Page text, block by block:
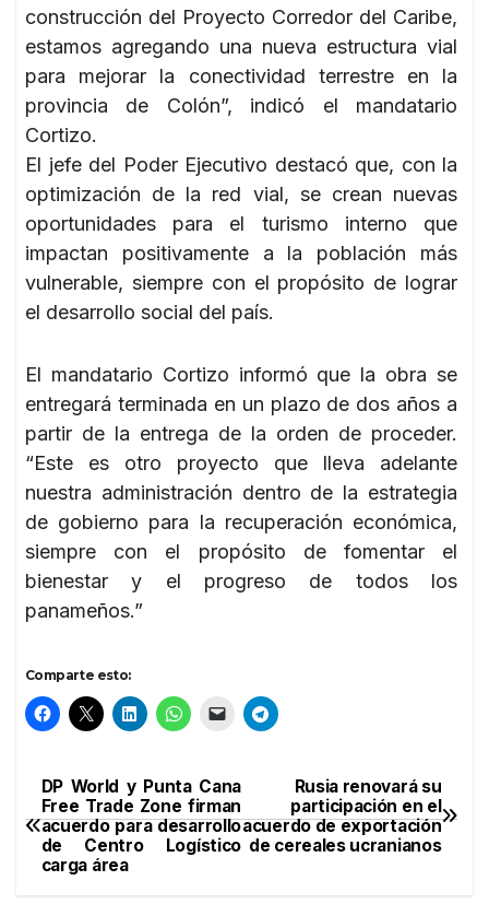
construcción del Proyecto Corredor del Caribe,
estamos agregando una nueva estructura vial
para mejorar la conectividad terrestre en la
provincia de Colón”, indicó el mandatario
Cortizo.
El jefe del Poder Ejecutivo destacó que, con la
optimización de la red vial, se crean nuevas
oportunidades para el turismo interno que
impactan positivamente a la población más
vulnerable, siempre con el propósito de lograr
el desarrollo social del país.
El mandatario Cortizo informó que la obra se
entregará terminada en un plazo de dos años a
partir de la entrega de la orden de proceder.
“Este es otro proyecto que lleva adelante
nuestra administración dentro de la estrategia
de gobierno para la recuperación económica,
siempre con el propósito de fomentar el
bienestar y el progreso de todos los
panameños.”
Comparte esto:
Navegación
de
entradas
Rusia renovará su
participación en el
acuerdo de exportación
de cereales ucranianos
DP World y Punta Cana
Free Trade Zone firman
acuerdo para desarrollo
de Centro Logístico
carga área